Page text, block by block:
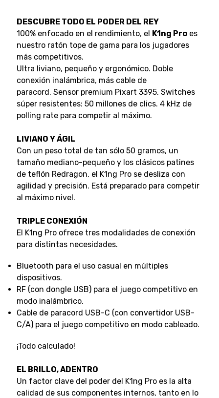
DESCUBRE TODO EL PODER DEL REY
100% enfocado en el rendimiento, el K1ng Proes
nuestro ratón tope de gama para los jugadores
más competitivos.
Ultra liviano, pequeño y ergonómico. Doble
conexión inalámbrica, más cable de
paracord. Sensor premium Pixart 3395. Switches
súper resistentes: 50 millones de clics. 4 kHz de
polling rate para competir al máximo.
LIVIANO Y ÁGIL
Con un peso total de tan sólo 50 gramos, un
tamaño mediano-pequeño y los clásicos patines
de teflón Redragon, el K1ng Pro se desliza con
agilidad y precisión. Está preparado para competir
al máximo nivel.
TRIPLE CONEXIÓN
El K1ng Pro ofrece tres modalidades de conexión
para distintas necesidades.
Bluetooth para el uso casual en múltiples
dispositivos.
RF (con dongle USB) para el juego competitivo en
modo inalámbrico.
Cable de paracord USB-C (con convertidor USB-
C/A) para el juego competitivo en modo cableado.
¡Todo calculado!
EL BRILLO, ADENTRO
Un factor clave del poder del K1ng Pro es la alta
calidad de sus componentes internos, tanto en lo